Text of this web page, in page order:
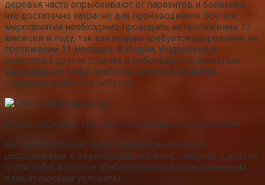
деревья часто опрыскивают от паразитов и болезней,
что достаточно затратно для производителя. Все эти
мероприятия необходимо проводить на протяжении 12
месяцев в году, так как ягодам требуется дозревание на
протяжении 11 месяцев. В Индии, Индонезии и
некоторых других странах в небольших количествах
выращивают кофе Арабуста, который является
гибридом арабики и робусты.
Ягоды собирают круглый год по мере их созревания
Во многих странах мира, территории которых
расположены в экваториальной зоне, найдены и другие
сорта кофе, которые требовательны к определенным
климатическим условиям.